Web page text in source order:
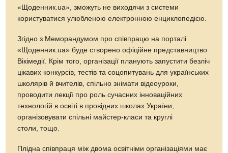
«Щоденник.ua», зможуть не виходячи з системи
користуватися улюбленою електронною енциклопедією.
Згідно з Меморандумом про співпрацю на порталі
«Щоденник.ua» буде створено офіційне представництво
Вікімедії. Крім того, організації планують запустити безліч
цікавих конкурсів, тестів та соцопитувань для українських
школярів й вчителів, спільно знімати відеоуроки,
проводити лекції про роль сучасних інноваційних
технологій в освіті в провідних школах України,
організовувати спільні майстер-класи та круглі
столи, тощо.
Плідна співпраця між двома освітніми організаціями має